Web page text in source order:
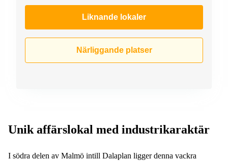
Liknande lokaler
Närliggande platser
Unik affärslokal med industrikaraktär
I södra delen av Malmö intill Dalaplan ligger denna vackra